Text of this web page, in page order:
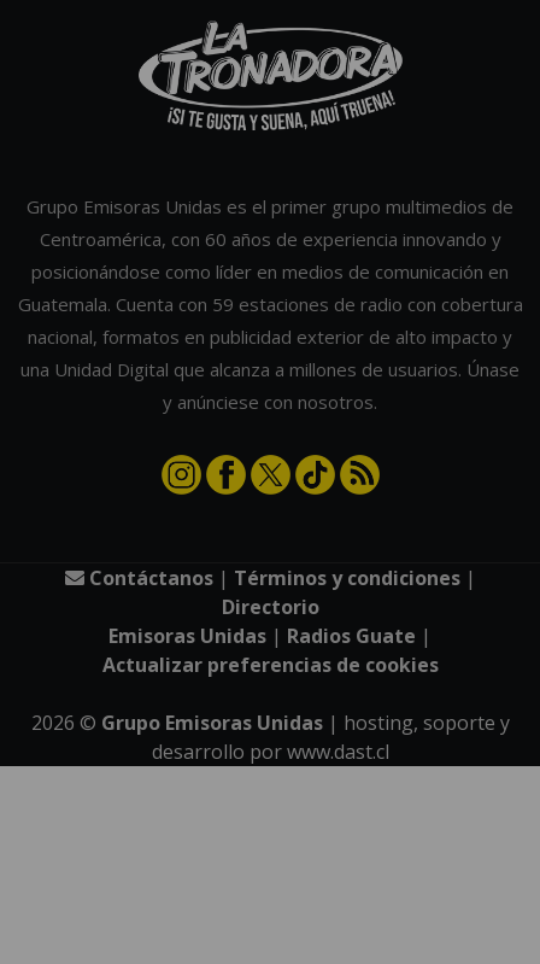
Grupo Emisoras Unidas es el primer grupo multimedios de
Centroamérica, con 60 años de experiencia innovando y
posicionándose como líder en medios de comunicación en
Guatemala. Cuenta con 59 estaciones de radio con cobertura
nacional, formatos en publicidad exterior de alto impacto y
una Unidad Digital que alcanza a millones de usuarios. Únase
y anúnciese con nosotros.
Contáctanos| Términos y condiciones|
Directorio
Emisoras Unidas | Radios Guate |
Actualizar preferencias de cookies
2026 © Grupo Emisoras Unidas| hosting, soporte y
desarrollo porwww.dast.cl